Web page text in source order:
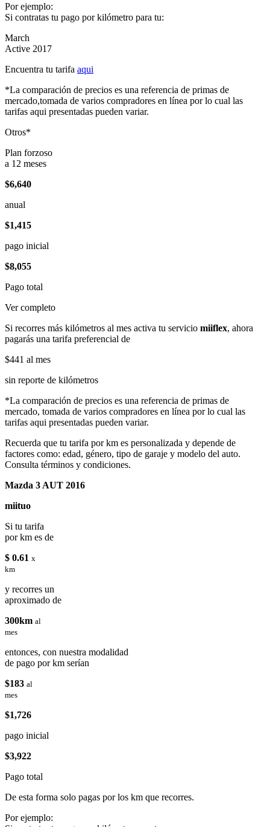
Por ejemplo:
Si contratas tu pago por kilómetro para tu:
March
Active 2017
Encuentra tu tarifa aqui
*La comparación de precios es una referencia de primas de
mercado,tomada de varios compradores en línea por lo cual las
tarifas aqui presentadas pueden variar.
Otros*
Plan forzoso
a 12 meses
$6,640
anual
$1,415
pago inicial
$8,055
Pago total
Ver completo
Si recorres más kilómetros al mes activa tu servicio miiflex, ahora
pagarás una tarifa preferencial de
$441 al mes
sin reporte de kilómetros
*La comparación de precios es una referencia de primas de
mercado, tomada de varios compradores en línea por lo cual las
tarifas aqui presentadas pueden variar.
Recuerda que tu tarifa por km es personalizada y depende de
factores como: edad, género, tipo de garaje y modelo del auto.
Consulta términos y condiciones.
Mazda 3 AUT 2016
miituo
Si tu tarifa
por km es de
$ 0.61 x
km
y recorres un
aproximado de
300km al
mes
entonces, con nuestra modalidad
de pago por km serían
$183 al
mes
$1,726
pago inicial
$3,922
Pago total
De esta forma solo pagas por los km que recorres.
Por ejemplo: